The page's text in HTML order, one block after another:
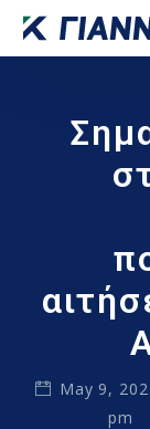
May 9,
pm